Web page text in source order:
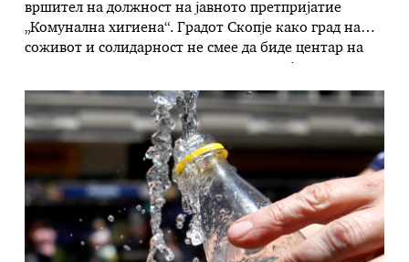
вршител на должност на јавното претпријатие
„Комунална хигиена“. Градот Скопје како град на
соживот и солидарност не смее да биде центар на
креирање меѓуетнички тензии меѓу нашите
сограѓани. Политиката зема замав и во ниту еден
случај не смее да влијае на …